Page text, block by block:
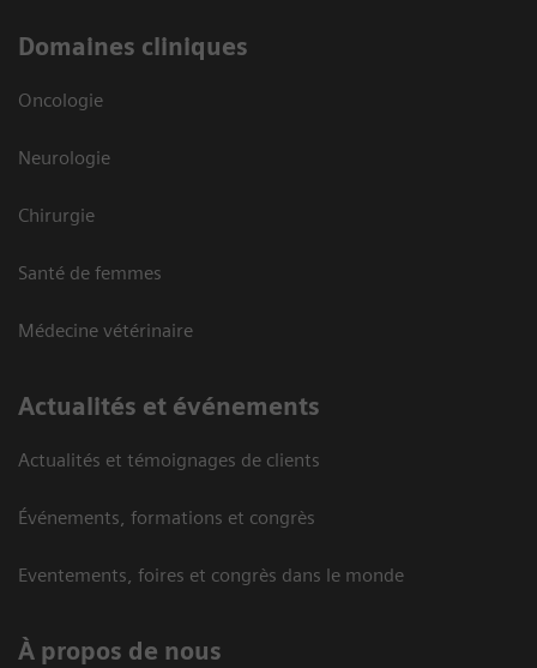
Domaines cliniques
Oncologie
Neurologie
Chirurgie
Santé de femmes
Médecine vétérinaire
Actualités et événements
Actualités et témoignages de clients
Événements, formations et congrès
Eventements, foires et congrès dans le monde
À propos de nous